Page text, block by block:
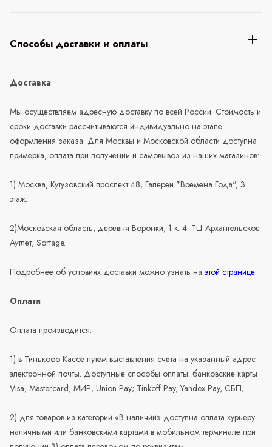
Способы доставки и оплаты
Доставка
Мы осуществляем адресную доставку по всей России. Стоимость и
сроки доставки рассчитываются индивидуально на этапе
оформления заказа. Для Москвы и Московской области доступна
примерка, оплата при получении и самовывоз из наших магазинов:
1) Москва, Кутузовский проспект 48, Галереи "Времена Года", 3
этаж.
2)Московская область, деревня Воронки, 1 к. 4. ТЦ Архангельское
Аутлет, Sortage.
Подробнее об условиях доставки можно узнать на этой странице.
Оплата
Оплата производится:
1) в Тинькофф Кассе путем выставления счёта на указанный адрес
электронной почты. Доступные способы оплаты: банковские карты
Visa, Mastercard, МИР, Union Pay; Tinkoff Pay, Yandex Pay, СБП;
2) для товаров из категории «В наличии» доступна оплата курьеру
наличными или банковскими картами в мобильном терминале при